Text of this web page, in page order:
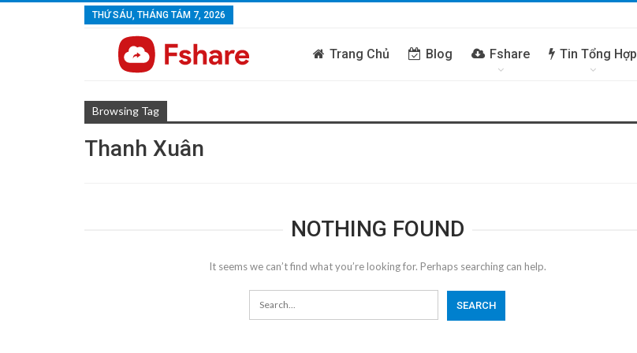
THỨ SÁU, THÁNG TÁM 7, 2026
Trang Chủ Blog Fshare Tin Tổng Hợp
Browsing Tag
Thanh Xuân
NOTHING FOUND
It seems we can’t find what you’re looking for. Perhaps searching can help.